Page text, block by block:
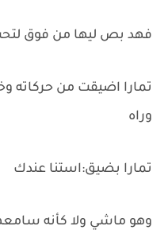
فهد بص ليها من فوق
تمارا اضيقت من
وراه
تمارا بضيق:استنا عندك
وهو ماشي ولا كأنه